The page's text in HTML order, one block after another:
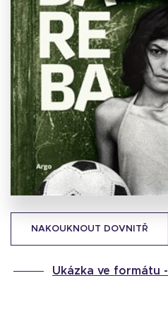
NAKOUKNOUT DOVNITŘ
Ukázka ve formátu -